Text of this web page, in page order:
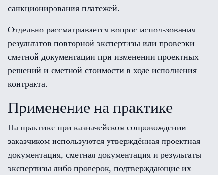
санкционирования платежей.
Отдельно рассматривается вопрос использования
результатов повторной экспертизы или проверки
сметной документации при изменении проектных
решений и сметной стоимости в ходе исполнения
контракта.
Применение на практике
На практике при казначейском сопровождении
заказчиком используются утверждённая проектная
документация, сметная документация и результаты
экспертизы либо проверок, подтверждающие их